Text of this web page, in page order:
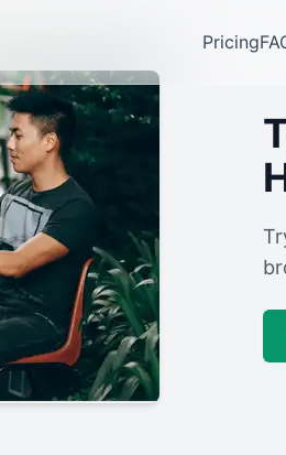
Pricing